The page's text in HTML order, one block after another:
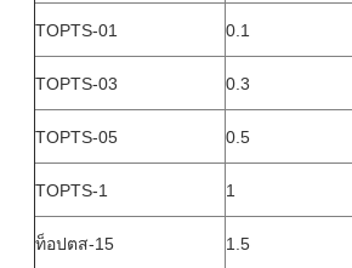
TOPTS-01 0.1
TOPTS-03 0.3
TOPTS-05 0.5
TOPTS-1 1
ท็อปตส-15 1.5